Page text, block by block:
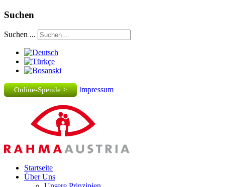
Suchen
Suchen ...
Online-Spende > Impressum
Startseite
Über Uns